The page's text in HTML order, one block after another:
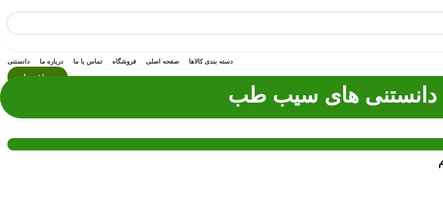
ورود / ثبت نام
دسته بندی کالاها صفحه اصلی فروشگاه تماس با ما درباره ما دانستنی
دانستنی های سیب طب